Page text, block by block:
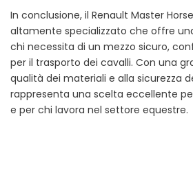
In conclusione, il Renault Master
altamente specializzato che offre
chi necessita di un mezzo sicuro,
per il trasporto dei cavalli. Con una
qualità dei materiali e alla sicurezza
rappresenta una scelta eccellente
e per chi lavora nel settore equestre.